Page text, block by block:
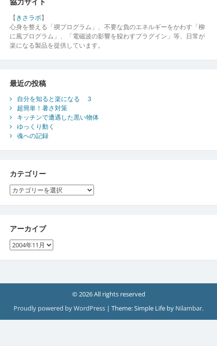
【 きさラボ】
心身を整える「禊プログラム」、不要な負のエネルギーをかわす「柳
に風プログラム」、「電磁波の影響を躱わすプラグイン」等、日常が
楽になる製品を提供しています。
最近の投稿
自分を知ると楽になる ３
超簡単！暑さ対策
キッチンで遭遇した黒い物体
ゆっくり動く
魂への記録
カテゴリー
カ
テ
ゴ
ー
アーカイブ
ア
ー
カ
© 2026 All rights reserved
Proudly powered by WordPress | Theme: Simple Life by Nilambar.